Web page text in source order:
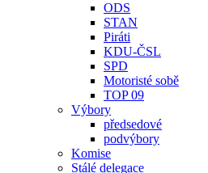
ODS
STAN
Piráti
KDU-ČSL
SPD
Motoristé sobě
TOP 09
Výbory
předsedové
podvýbory
Komise
Stálé delegace